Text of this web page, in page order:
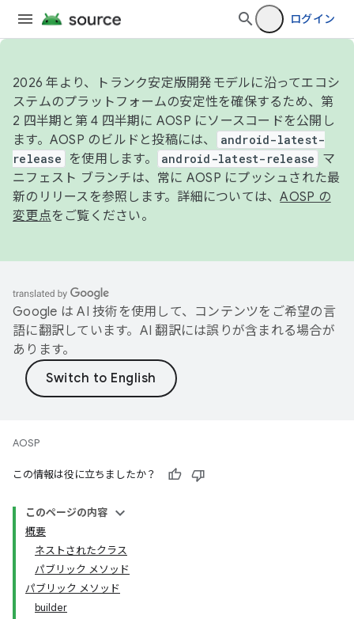
ログイン
2026 年より、トランク安定版開発モデルに沿ってエコシ
ステムのプラットフォームの安定性を確保するため、第
2 四半期と第 4 四半期に AOSP にソースコードを公開し
ます。AOSP のビルドと投稿には、
android-latest-
release
を使用します。 android-latest-release
マ
ニフェスト ブランチは、常に AOSP にプッシュされた最
新のリリースを参照します。詳細については、AOSP の
変更点をご覧ください。
Google は AI 技術を使用して、コンテンツをご希望の言
語に翻訳しています。AI 翻訳には誤りが含まれる場合が
あります。
AOSP
この情報は役に立ちましたか？
このページの内容
概要
ネストされたクラス
パブリック メソッド
パブリック メソッド
builder